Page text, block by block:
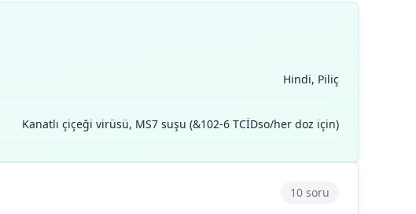
Hindi, Piliç
Kanatlı çiçeği virüsü, MS7 suşu (&102-6 TCİDso/her doz için)
10 soru